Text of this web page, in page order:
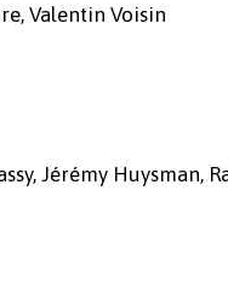
Valentin Voisin
Jérémy Huysman,